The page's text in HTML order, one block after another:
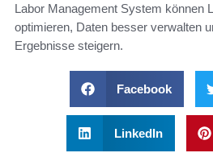
Labor Management System können
optimieren, Daten besser verwalten
Ergebnisse steigern.
Facebook
LinkedIn